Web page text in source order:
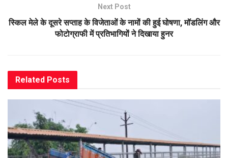
Next Post
स्किल मेले के दूसरे सप्ताह के विजेताओं के नामों की हुई घोषणा, मॉडलिंग और
फोटोग्राफी में प्रतिभागियों ने दिखाया हुनर
Related Posts